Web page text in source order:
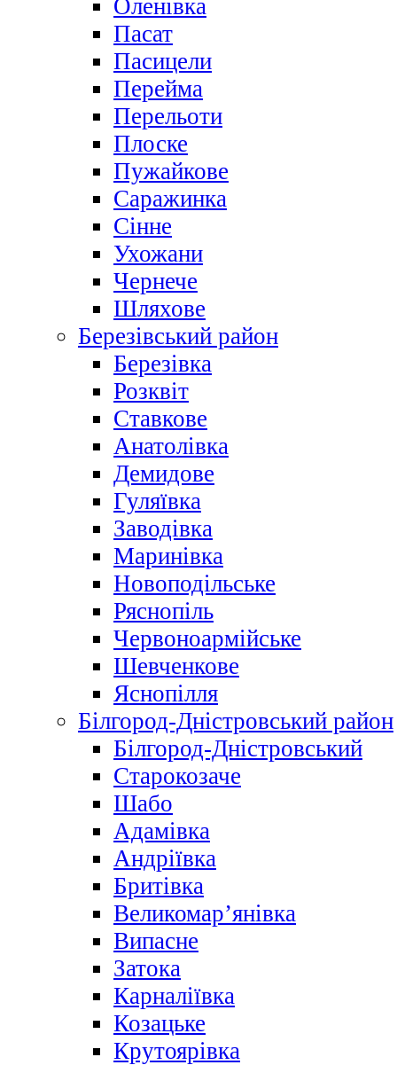
Оленівка
Пасат
Пасицели
Перейма
Перельоти
Плоске
Пужайкове
Саражинка
Сінне
Ухожани
Чернече
Шляхове
Березівський район
Березівка
Розквіт
Ставкове
Анатолівка
Демидове
Гуляївка
Заводівка
Маринівка
Новоподільське
Ряснопіль
Червоноармійське
Шевченкове
Яснопілля
Білгород-Дністровський район
Білгород-Дністровський
Старокозаче
Шабо
Адамівка
Андріївка
Бритівка
Великомар’янівка
Випасне
Затока
Карналіївка
Козацьке
Крутоярівка